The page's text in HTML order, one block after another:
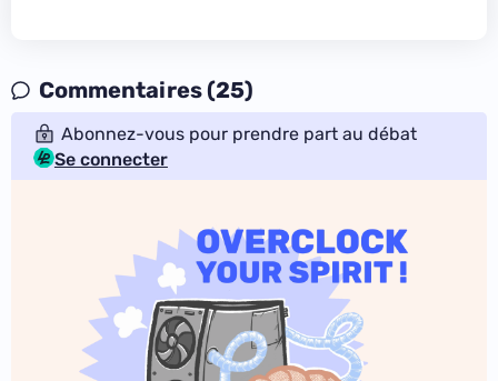
Commentaires (25)
Abonnez-vous pour prendre part au débat
Se connecter